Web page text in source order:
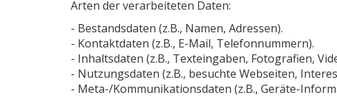
Arten der verarbeiteten Daten:
- Bestandsdaten (z.B., Namen, Adressen).
- Kontaktdaten (z.B., E-Mail, Telefonnummern).
- Inhaltsdaten (z.B., Texteingaben, Fotografien,
- Nutzungsdaten (z.B., besuchte Webseiten,
- Meta-/Kommunikationsdaten (z.B., Geräte-